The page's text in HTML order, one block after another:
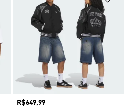
Preço
R$649,99